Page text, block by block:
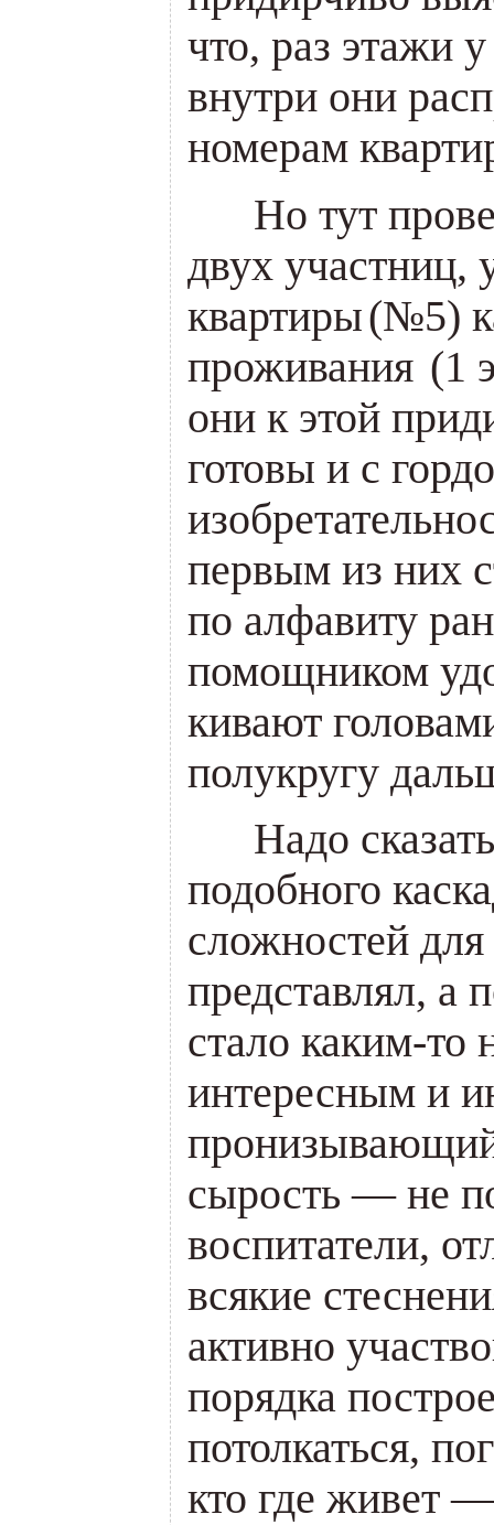
что, раз этажи
внутри они
номерам
Но тут
двух участниц,
квартиры(№5)
проживания(1
они к этой
готовы и с
первым из них
по алфавиту
помощником
кивают
полукругу
Надо
подобного
сложностей
представлял, а
стало каким-
интересным и
сырость — не
воспитатели,
всякие
активно
порядка
потолкаться,
кто где живет